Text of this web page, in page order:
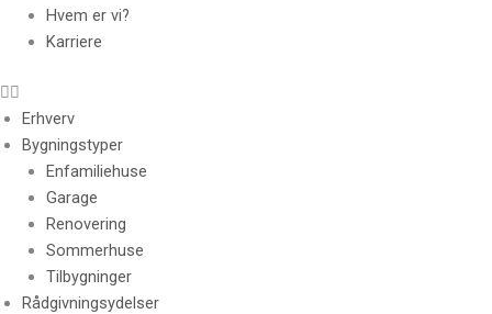
Hvem er vi?
Karriere
Erhverv
Bygningstyper
Enfamiliehuse
Garage
Renovering
Sommerhuse
Tilbygninger
Rådgivningsydelser